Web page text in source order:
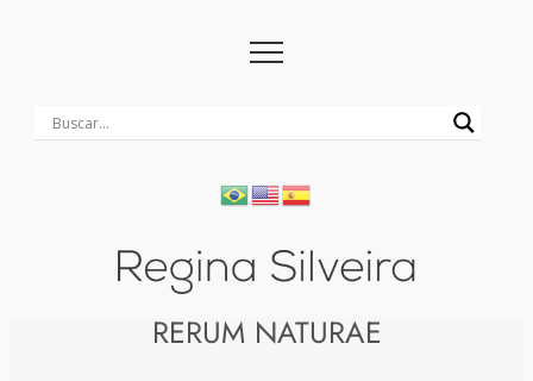
RERUM NATURAE